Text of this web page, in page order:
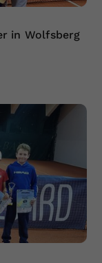
in Wolfsberg